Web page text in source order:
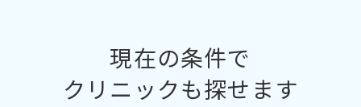
現在の条件で
クリニックも探せます